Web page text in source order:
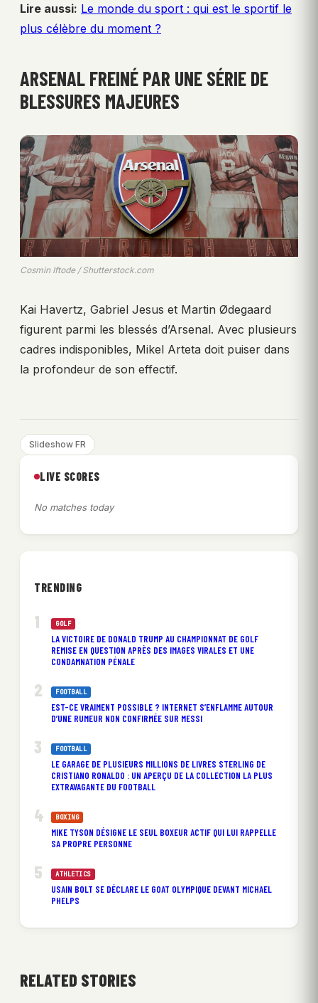
Lire aussi: Le monde du sport : qui est le sportif le
plus célèbre du moment ?
ARSENAL FREINÉ PAR UNE SÉRIE DE
BLESSURES MAJEURES
Cosmin Iftode / Shutterstock.com
Kai Havertz, Gabriel Jesus et Martin Ødegaard
figurent parmi les blessés d’Arsenal. Avec plusieurs
cadres indisponibles, Mikel Arteta doit puiser dans
la profondeur de son effectif.
Slideshow FR
LIVE SCORES
No matches today
TRENDING
GOLF
LA VICTOIRE DE DONALD TRUMP AU CHAMPIONNAT DE GOLF
REMISE EN QUESTION APRÈS DES IMAGES VIRALES ET UNE
CONDAMNATION PÉNALE
FOOTBALL
EST-CE VRAIMENT POSSIBLE ? INTERNET S’ENFLAMME AUTOUR
D’UNE RUMEUR NON CONFIRMÉE SUR MESSI
FOOTBALL
LE GARAGE DE PLUSIEURS MILLIONS DE LIVRES STERLING DE
CRISTIANO RONALDO : UN APERÇU DE LA COLLECTION LA PLUS
EXTRAVAGANTE DU FOOTBALL
BOXING
MIKE TYSON DÉSIGNE LE SEUL BOXEUR ACTIF QUI LUI RAPPELLE
SA PROPRE PERSONNE
ATHLETICS
USAIN BOLT SE DÉCLARE LE GOAT OLYMPIQUE DEVANT MICHAEL
PHELPS
RELATED STORIES